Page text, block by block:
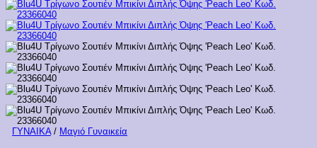
ΓΥΝΑΙΚΑ / Μαγιό Γυναικεία